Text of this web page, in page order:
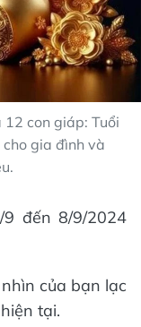
con giáp: Tuổi
gia đình và
đến 8/9/2024
của bạn lạc
tại.